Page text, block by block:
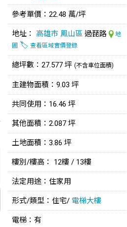
參考單價：22.48 萬/坪
地址： 高雄市 鳳山區 過琵路
地
圖 🏷️ 查看區域實價登錄
總坪數：27.577 坪 (不含車位面積)
主建物面積：9.03 坪
共同使用：16.46 坪
其他面積：2.087 坪
土地面積：3.86 坪
樓別/樓高： 12樓 / 13樓
法定用途：住家用
形式/類型：住宅/ 電梯大樓
電梯：有